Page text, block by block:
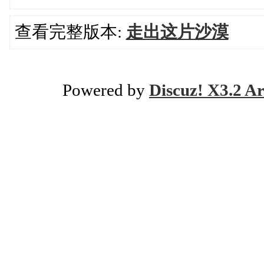
查看完整版本: 走出这片沙漠
Powered by Discuz! X3.2